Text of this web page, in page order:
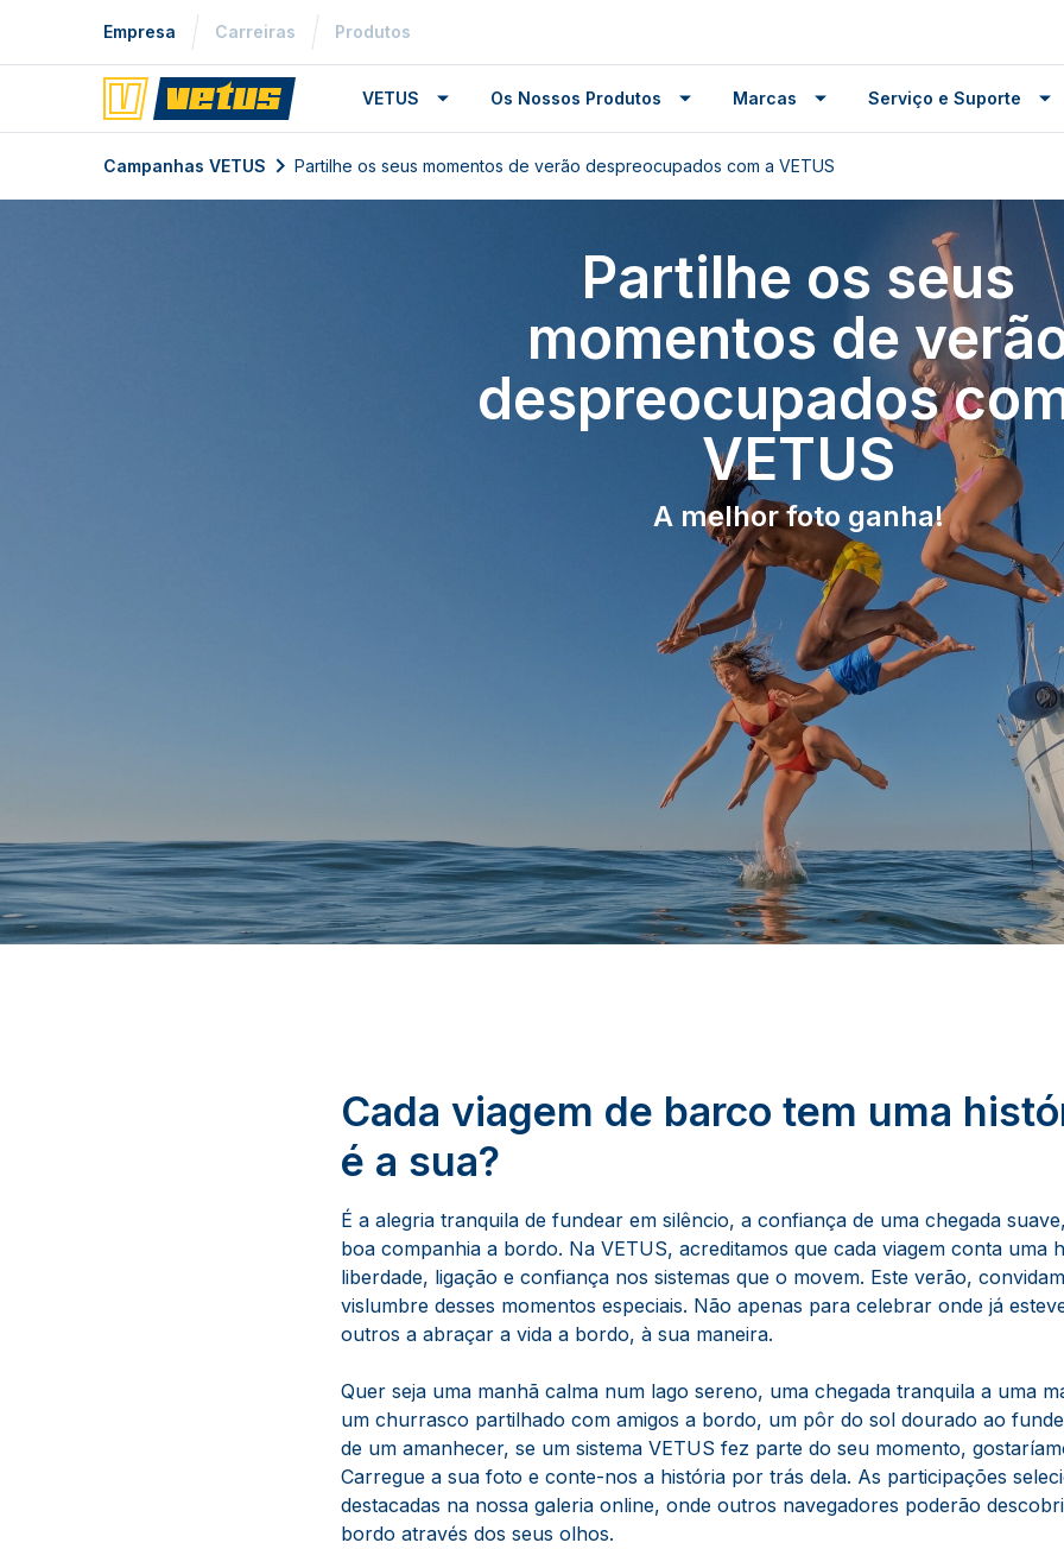
Empresa Carreiras Produtos
VETUS Os Nossos Produtos Marcas Serviço e Suporte
Campanhas VETUS Partilhe os seus momentos de verão despreocupados com a VETUS
Partilhe os seus
momentos de
despreocupados
VETUS
A melhor foto ganha!
Cada viagem de barco tem uma
é a sua?
É a alegria tranquila de fundear em silêncio, a confiança de uma chegada
boa companhia a bordo. Na VETUS, acreditamos que cada viagem conta uma
liberdade, ligação e confiança nos sistemas que o movem. Este verão,
vislumbre desses momentos especiais. Não apenas para celebrar onde já
outros a abraçar a vida a bordo, à sua maneira.
Quer seja uma manhã calma num lago sereno, uma chegada tranquila a uma
um churrasco partilhado com amigos a bordo, um pôr do sol dourado ao
de um amanhecer, se um sistema VETUS fez parte do seu momento,
Carregue a sua foto e conte-nos a história por trás dela. As participações
destacadas na nossa galeria online, onde outros navegadores poderão
bordo através dos seus olhos.